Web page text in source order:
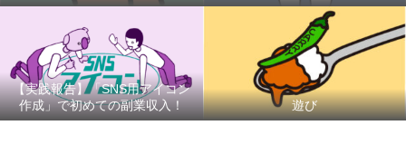
【実践報告】「SNS用アイコン
作成」で初めての副業収入！
遊び